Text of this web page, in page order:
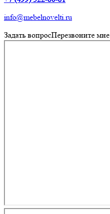
info@mebelnovelti.ru
Задать вопросПерезвоните мне